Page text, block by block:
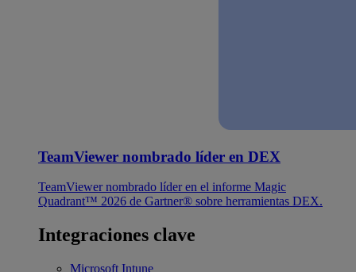
TeamViewer nombrado líder en DEX
TeamViewer nombrado líder en el informe Magic
Quadrant™ 2026 de Gartner® sobre herramientas DEX.
Integraciones clave
Microsoft Intune